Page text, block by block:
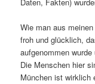
Wie man aus
froh und glücklich,
aufgenommen
Die Menschen hier
München ist wirklich